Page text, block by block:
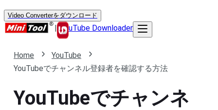
Video Converterをダウンロード
| uTube Downloader
Home
YouTube
YouTubeでチャンネル登録者を確認する方法
YouTubeでチャンネ